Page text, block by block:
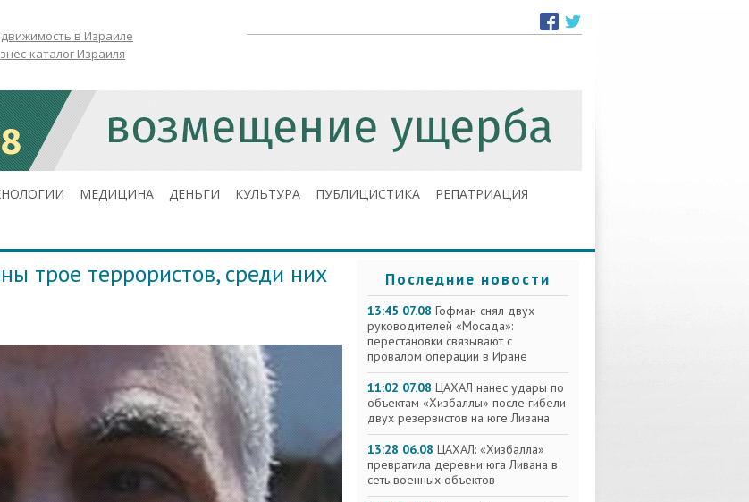
в Израиле
каталог Израиля
МЕДИЦИНА ДЕНЬГИ КУЛЬТУРА ПУБЛИЦИСТИКА РЕПАТРИАЦИЯ
трое террористов, среди них
Последние новости
13:45 07.08 Гофман снял двух
руководителей «Мосада»:
перестановки связывают с
провалом операции в Иране
11:02 07.08 ЦАХАЛ нанес удары по
объектам «Хизбаллы» после гибели
двух резервистов на юге Ливана
13:28 06.08 ЦАХАЛ: «Хизбалла»
превратила деревни юга Ливана в
сеть военных объектов